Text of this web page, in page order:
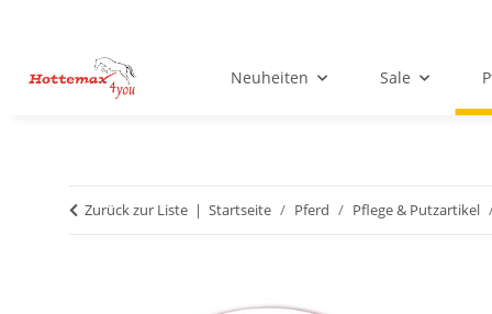
Neuheiten Sale
Zurück zur Liste Startseite Pferd Pflege & Putzartikel